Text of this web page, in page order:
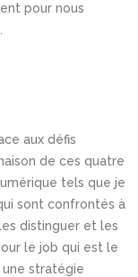
pour nous
aux défis
de ces quatre
tels que je
sont confrontés à
distinguer et les
le job qui est le
une stratégie